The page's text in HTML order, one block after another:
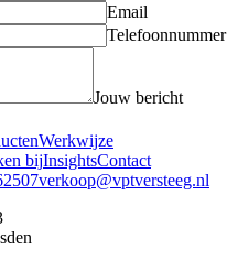
Email
Telefoonnummer
Jouw bericht
Werkwijze
bijInsightsContact
verkoop@vptversteeg.nl